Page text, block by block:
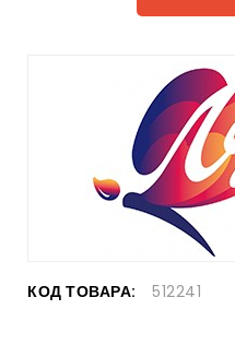
КОД ТОВАРА: 512241